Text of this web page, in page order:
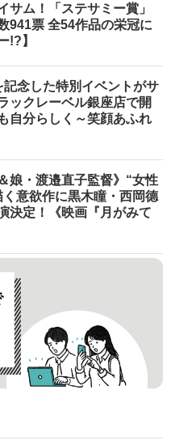
サム！「ステサミー賞」
941票 全54作品の栄冠に
!?】
記念した特別イベントがサ
ックレーベル銀座店で開
分らしく～笑顔あふれ
娘・渡邉直子監督》“女性
意欲作に黒木瞳・西岡德
決定！《映画『月がみて